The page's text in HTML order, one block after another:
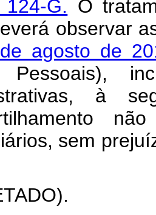
124-G. O
observar
agosto de
Pessoais),
à
sem